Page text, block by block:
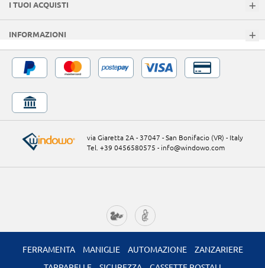
I TUOI ACQUISTI
INFORMAZIONI
via Giaretta 2A - 37047 - San Bonifacio (VR) - Italy
Tel. +39 0456580575 - info@windowo.com
FERRAMENTA MANIGLIE AUTOMAZIONE
ZANZARIERE